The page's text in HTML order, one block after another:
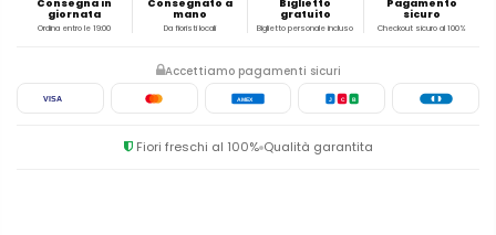
Consegna in
giornata
Ordina entro le 19:00
Consegnato a
mano
Da fioristi locali
Biglietto
gratuito
Biglietto personale incluso
Pagamento
sicuro
Checkout sicuro al 100%
Accettiamo pagamenti sicuri
VISA AMEX J C B
Fiori freschi al 100% Qualità garantita